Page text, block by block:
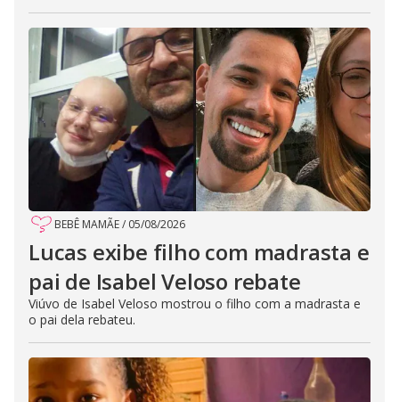
BEBÊ MAMÃE/ 05/08/2026
Lucas exibe filho com madrasta e
pai de Isabel Veloso rebate
Viúvo de Isabel Veloso mostrou o filho com a madrasta e
o pai dela rebateu.